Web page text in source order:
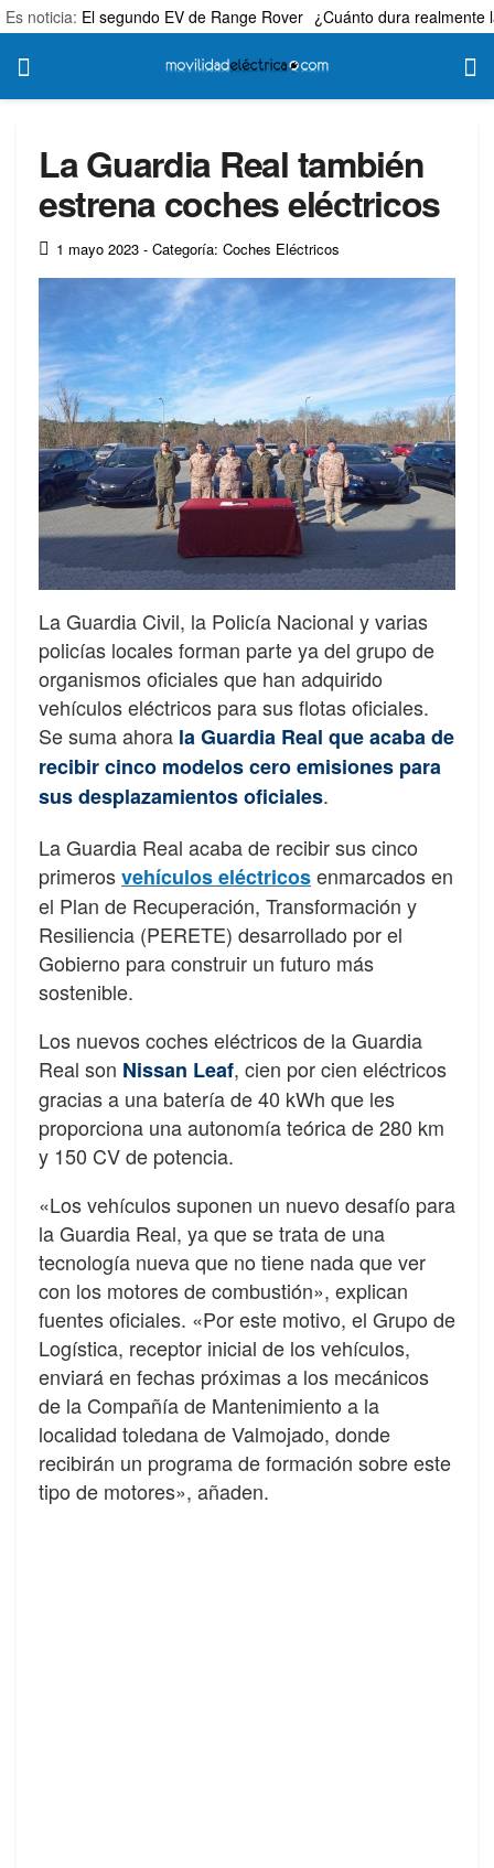
Es noticia: El segundo EV de Range Rover ¿Cuánto dura realmente
La Guardia Real también
estrena coches eléctricos
1 mayo 2023 - Categoría: Coches Eléctricos
La Guardia Civil, la Policía Nacional y varias
policías locales forman parte ya del grupo de
organismos oficiales que han adquirido
vehículos eléctricos para sus flotas oficiales.
Se suma ahora la Guardia Real que acaba de
recibir cinco modelos cero emisiones para
sus desplazamientos oficiales.
La Guardia Real acaba de recibir sus cinco
primerosvehículos eléctricosenmarcados en
el Plan de Recuperación, Transformación y
Resiliencia (PERETE) desarrollado por el
Gobierno para construir un futuro más
sostenible.
Los nuevos coches eléctricos de la Guardia
Real son Nissan Leaf, cien por cien eléctricos
gracias a una batería de 40 kWh que les
proporciona una autonomía teórica de 280 km
y 150 CV de potencia.
«Los vehículos suponen un nuevo desafío para
la Guardia Real, ya que se trata de una
tecnología nueva que no tiene nada que ver
con los motores de combustión», explican
fuentes oficiales. «Por este motivo, el Grupo de
Logística, receptor inicial de los vehículos,
enviará en fechas próximas a los mecánicos
de la Compañía de Mantenimiento a la
localidad toledana de Valmojado, donde
recibirán un programa de formación sobre este
tipo de motores», añaden.